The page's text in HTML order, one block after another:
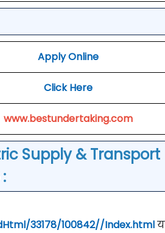
Apply Online
Click Here
www.bestundertaking.com
Supply & Transport
33178/100842//Index.html